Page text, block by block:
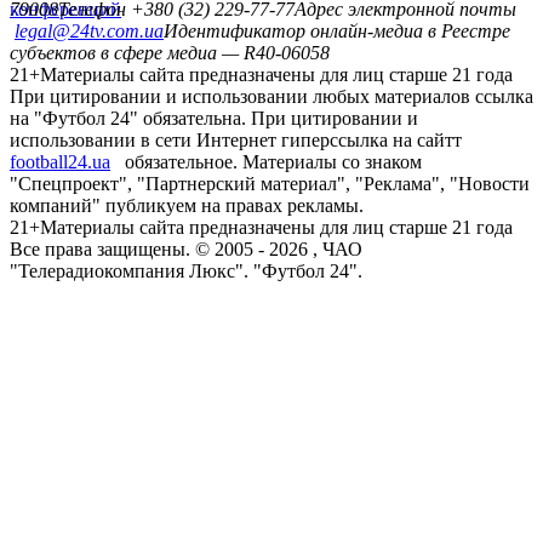
конференций
79008Телефон +380 (32) 229-77-77Адрес электронной почты
legal@24tv.com.uaИдентификатор онлайн-медиа в Реестре
субъектов в сфере медиа — R40-06058
21+Материалы сайта предназначены для лиц старше 21 года
При цитировании и использовании любых материалов ссылка
на "Футбол 24" обязательна. При цитировании и
использовании в сети Интернет гиперссылка на сайтт
football24.ua
обязательное. Материалы со знаком
"Спецпроект", "Партнерский материал", "Реклама", "Новости
компаний" публикуем на правах рекламы.
21+Материалы сайта предназначены для лиц старше 21 года
Все права защищены. © 2005 - 2026 , ЧАО
"Телерадиокомпания Люкс". "Футбол 24".